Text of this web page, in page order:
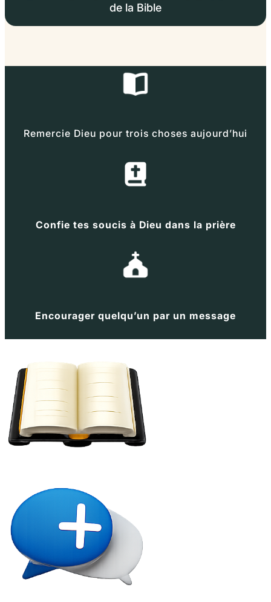
de la Bible
Remercie Dieu pour trois choses aujourd’hui
Confie tes soucis à Dieu dans la prière
Encourager quelqu’un par un message